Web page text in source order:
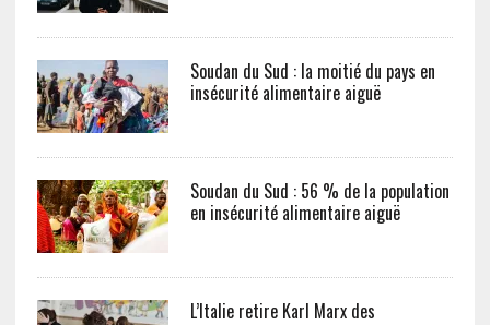
Soudan du Sud : la moitié du pays en
insécurité alimentaire aiguë
Soudan du Sud : 56 % de la population
en insécurité alimentaire aiguë
L’Italie retire Karl Marx des